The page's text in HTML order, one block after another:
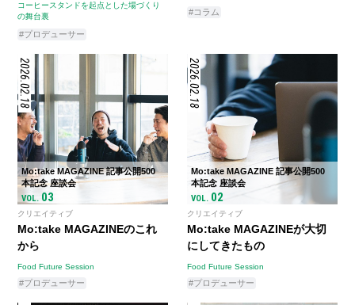
コーヒースタンドを起点とした場づくり
の舞台裏
#プロデューサー
#コラム
2026.02.18
Mo:take MAGAZINE 記事公開500
本記念 座談会
VOL. 03
クリエイティブ
Mo:take MAGAZINEのこれ
から
Food Future Session
#プロデューサー
2026.02.18
Mo:take MAGAZINE 記事公開500
本記念 座談会
VOL. 02
クリエイティブ
Mo:take MAGAZINEが大切
にしてきたもの
Food Future Session
#プロデューサー